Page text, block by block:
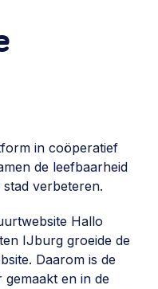
en communicatie >
betaalde krachten
in coöperatief
de leefbaarheid
verbeteren.
Hallo
IJburg groeide de
Daarom is de
en in de